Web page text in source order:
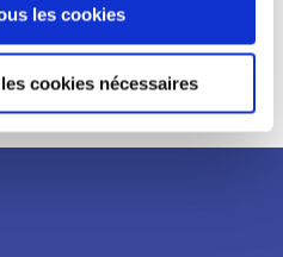
les cookies
cookies nécessaires